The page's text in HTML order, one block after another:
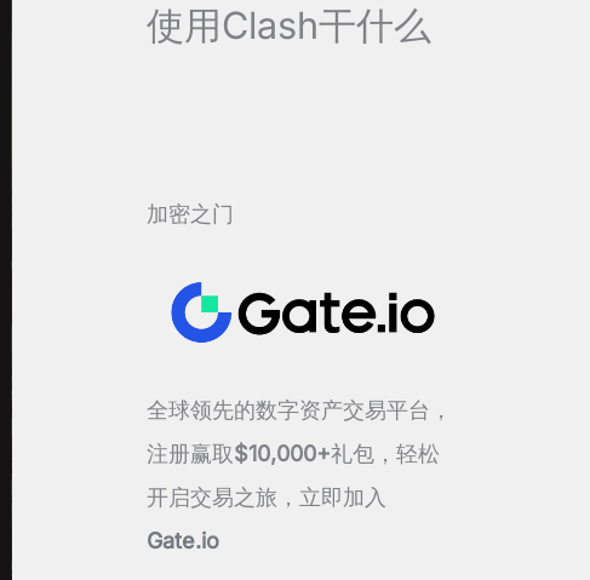
使用Clash干什么
加密之门
全球领先的数字资产交易平台，
注册赢取$10,000+礼包，轻松
开启交易之旅，立即加入
Gate.io